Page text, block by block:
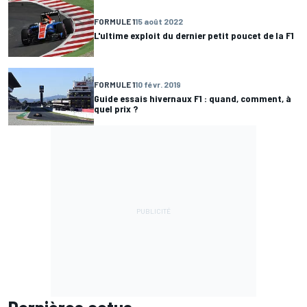
FORMULE 115 août 2022
L'ultime exploit du dernier petit poucet de la F1
FORMULE 110 févr. 2019
Guide essais hivernaux F1 : quand, comment, à
quel prix ?